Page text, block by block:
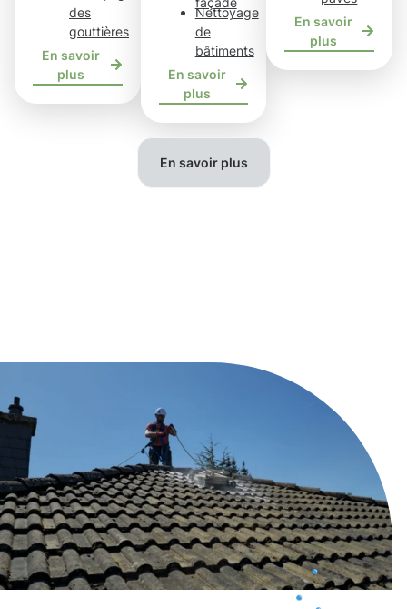
des
gouttières
En savoir
plus
Nettoyage
de
bâtiments
En savoir
plus
En savoir
plus
En savoir plus